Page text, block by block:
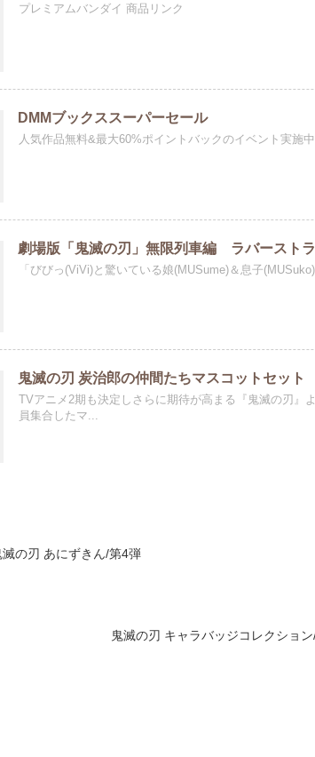
プレミアムバンダイ 商品リンク
DMMブックススーパーセール
人気作品無料&最大60%ポイントバックのイベント実施
劇場版「鬼滅の刃」無限列車編 ラバースト
「びびっ(ViVi)と驚いている娘(MUSume)＆息子
鬼滅の刃 炭治郎の仲間たちマスコットセット
TVアニメ2期も決定しさらに期待が高まる『鬼滅の刃』
員集合したマ...
滅の刃 あにずきん/第4弾
鬼滅の刃 キャラバッジコレクショ